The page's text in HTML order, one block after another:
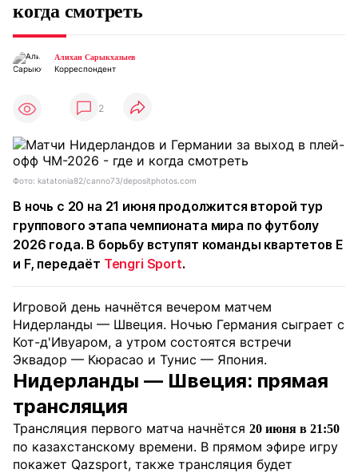
когда смотреть
Алихан Сарыкхазыев
Корреспондент
2
Фото: katatonia82/canno73/depositphotos.com
В ночь с 20 на 21 июня продолжится второй тур
группового этапа чемпионата мира по футболу
2026 года. В борьбу вступят команды квартетов E
и F, передаёт Tengri Sport.
Игровой день начнётся вечером матчем
Нидерланды — Швеция. Ночью Германия сыграет с
Кот-д'Ивуаром, а утром состоятся встречи
Эквадор — Кюрасао и Тунис — Япония.
Нидерланды — Швеция: прямая
трансляция
Трансляция первого матча начнётся 20 июня в 21:50
по казахстанскому времени. В прямом эфире игру
покажет Qazsport, также трансляция будет